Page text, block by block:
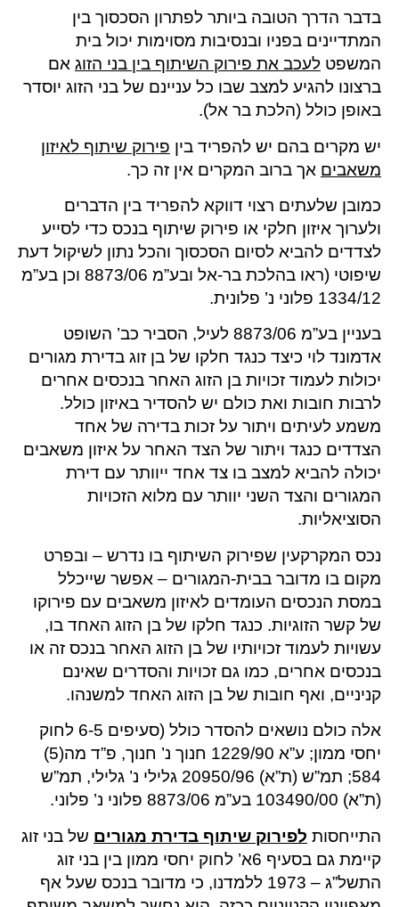
בדבר הדרך הטובה ביותר לפתרון הסכסוך בין
המתדיינים בפניו ובנסיבות מסוימות יכול בית
המשפט לעכב את פירוק השיתוף בין בני הזוג אם
ברצונו להגיע למצב שבו כל עניינם של בני הזוג יוסדר
באופן כולל (הלכת בר אל).
יש מקרים בהם יש להפריד בין פירוק שיתוף לאיזון
משאבים אך ברוב המקרים אין זה כך.
כמובן שלעתים רצוי דווקא להפריד בין הדברים
ולערוך איזון חלקי או פירוק שיתוף בנכס כדי לסייע
לצדדים להביא לסיום הסכסוך והכל נתון לשיקול דעת
שיפוטי (ראו בהלכת בר-אל ובע”מ 8873/06 וכן בע”מ
1334/12 פלוני נ’ פלונית.
בעניין בע”מ 8873/06 לעיל, הסביר כב’ השופט
אדמונד לוי כיצד כנגד חלקו של בן זוג בדירת מגורים
יכולות לעמוד זכויות בן הזוג האחר בנכסים אחרים
לרבות חובות ואת כולם יש להסדיר באיזון כולל.
משמע לעיתים ויתור על זכות בדירה של אחד
הצדדים כנגד ויתור של הצד האחר על איזון משאבים
יכולה להביא למצב בו צד אחד ייוותר עם דירת
המגורים והצד השני יוותר עם מלוא הזכויות
הסוציאליות.
נכס המקרקעין שפירוק השיתוף בו נדרש – ובפרט
מקום בו מדובר בבית-המגורים – אפשר שייכלל
במסת הנכסים העומדים לאיזון משאבים עם פירוקו
של קשר הזוגיות. כנגד חלקו של בן הזוג האחד בו,
עשויות לעמוד זכויותיו של בן הזוג האחר בנכס זה או
בנכסים אחרים, כמו גם זכויות והסדרים שאינם
קניניים, ואף חובות של בן הזוג האחד למשנהו.
אלה כולם נושאים להסדר כולל (סעיפים 6-5 לחוק
יחסי ממון; ע”א 1229/90 חנוך נ’ חנוך, פ”ד מה(5)
584; תמ”ש (ת”א) 20950/96 גלילי נ’ גלילי, תמ”ש
(ת”א) 103490/00 בע”מ 8873/06 פלוני נ’ פלוני.
התייחסות לפירוק שיתוף בדירת מגורים של בני זוג
קיימת גם בסעיף 6א’ לחוק יחסי ממון בין בני זוג
התשל”ג – 1973 ללמדנו, כי מדובר בנכס שעל אף